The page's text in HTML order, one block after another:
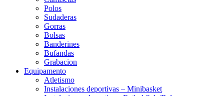
Polos
Sudaderas
Gorras
Bolsas
Banderines
Bufandas
Grabacion
Equipamento
Atletismo
Instalaciones deportivas – Minibasket